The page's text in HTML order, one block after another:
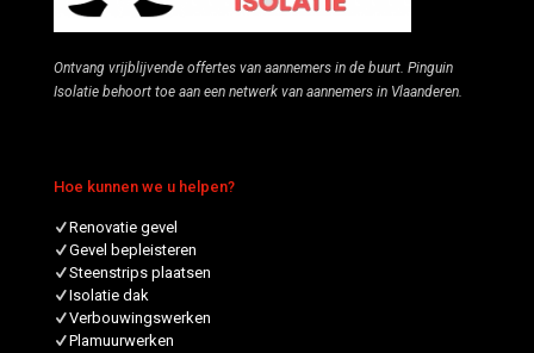
Ontvang vrijblijvende offertes van aannemers in de buurt. Pinguin
Isolatie behoort toe aan een netwerk van aannemers in Vlaanderen.
Hoe kunnen we u helpen?
Renovatie gevel
Gevel bepleisteren
Steenstrips plaatsen
Isolatie dak
Verbouwingswerken
Plamuurwerken